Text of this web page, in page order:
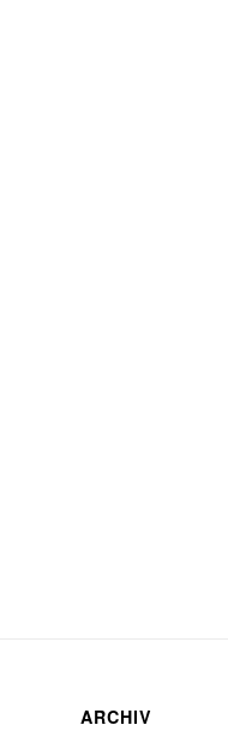
ARCHIV